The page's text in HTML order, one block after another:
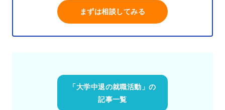
まずは相談してみる
「大学中退の就職活動」の
記事一覧